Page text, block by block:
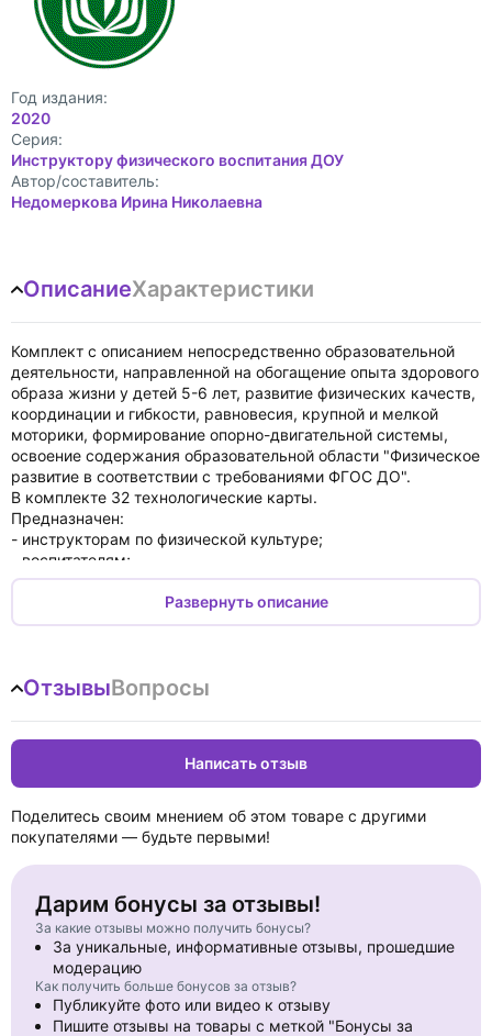
Год издания:
2020
Cерия:
Инструктору физического воспитания ДОУ
Автор/составитель:
Недомеркова Ирина Николаевна
ОписаниеХарактеристики
Комплект с описанием непосредственно образовательной
деятельности, направленной на обогащение опыта здорового
образа жизни у детей 5-6 лет, развитие физических качеств,
координации и гибкости, равновесия, крупной и мелкой
моторики, формирование опорно-двигательной системы,
освоение содержания образовательной области "Физическое
развитие в соответствии с требованиями ФГОС ДО".
В комплекте 32 технологические карты.
Предназначен:
- инструкторам по физической культуре;
- воспитателям;
- специалистам дошкольного образования.
Развернуть описание
ОтзывыВопросы
Написать отзыв
Поделитесь своим мнением об этом товаре с другими
покупателями — будьте первыми!
Дарим бонусы за отзывы!
За какие отзывы можно получить бонусы?
За уникальные, информативные отзывы, прошедшие
модерацию
Как получить больше бонусов за отзыв?
Публикуйте фото или видео к отзыву
Пишите отзывы на товары с меткой "Бонусы за